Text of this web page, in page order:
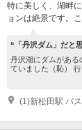
特に美しく、湖畔
ョンは絶景です。
“「丹沢ダム」だと
丹沢湖にダムがある
ていました（恥） 行
(1)新松田駅 バ